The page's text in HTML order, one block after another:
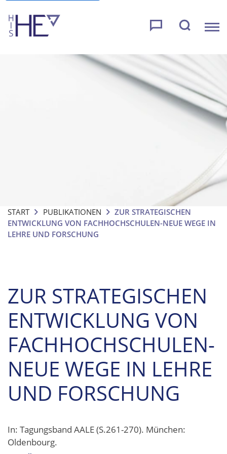
START PUBLIKATIONEN
ZUR STRATEGISCHEN
ENTWICKLUNG VON FACHHOCHSCHULEN-NEUE WEGE IN
LEHRE UND FORSCHUNG
ZUR STRATEGISCHEN
ENTWICKLUNG VON
FACHHOCHSCHULEN-
NEUE WEGE IN LEHRE
UND FORSCHUNG
In: Tagungsband AALE (S.261-270). München:
Oldenbourg.